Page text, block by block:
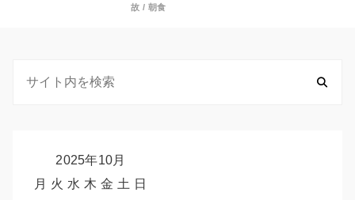
故 / 朝食
2025年10月
月 火 水 木 金 土 日